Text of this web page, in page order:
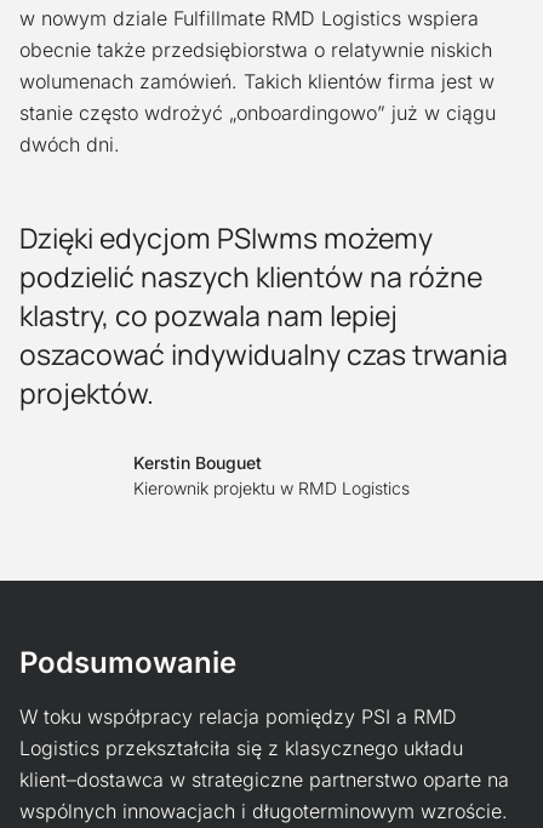
w nowym dziale Fulfillmate RMD Logistics wspiera
obecnie także przedsiębiorstwa o relatywnie niskich
wolumenach zamówień. Takich klientów firma jest w
stanie często wdrożyć „onboardingowo” już w ciągu
dwóch dni.
Dzięki edycjom PSIwms możemy
podzielić naszych klientów na różne
klastry, co pozwala nam lepiej
oszacować indywidualny czas trwania
projektów.
Kerstin Bouguet
Kierownik projektu w RMD Logistics
Podsumowanie
W toku współpracy relacja pomiędzy PSI a RMD
Logistics przekształciła się z klasycznego układu
klient–dostawca w strategiczne partnerstwo oparte na
wspólnych innowacjach i długoterminowym wzroście.